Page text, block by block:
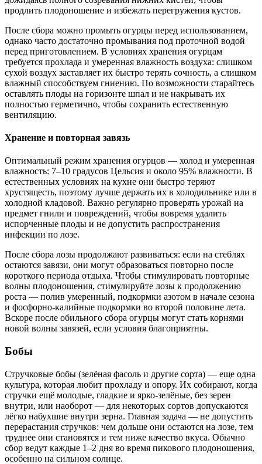
продлить плодоношение и избежать перегружения кустов.
После сбора можно промыть огурцы перед использованием,
однако часто достаточно промывания под проточной водой
перед приготовлением. В условиях хранения огурцам
требуется прохлада и умеренная влажность воздуха: слишком
сухой воздух заставляет их быстро терять сочность, а слишком
влажный способствуем гниению. По возможности старайтесь
оставлять плоды на горизонте шпал и не накрывать их
полностью герметично, чтобы сохранить естественную
вентиляцию.
Хранение и повторная завязь
Оптимальный режим хранения огурцов — холод и умеренная
влажность: 7–10 градусов Цельсия и около 95% влажности. В
естественных условиях на кухне они быстро теряют
хрустящесть, поэтому лучше держать их в холодильнике или в
холодной кладовой. Важно регулярно проверять урожай на
предмет гнили и повреждений, чтобы вовремя удалить
испорченные плоды и не допустить распространения
инфекции по лозе.
После сбора лозы продолжают развиваться: если на стеблях
остаются завязи, они могут образоваться повторно после
короткого периода отдыха. Чтобы стимулировать повторные
волны плодоношения, стимулируйте лозы к продолжению
роста — полив умеренный, подкормки азотом в начале сезона
и фосфорно-калийные подкормки во второй половине лета.
Вскоре после обильного сбора огурцы могут стать корнями
новой волны завязей, если условия благоприятны.
Бобы
Стручковые бобы (зелёная фасоль и другие сорта) — еще одна
культура, которая любит прохладу и опору. Их собирают, когда
стручки ещё молодые, гладкие и ярко-зелёные, без зерен
внутри, или наоборот — для некоторых сортов допускаются
лёгко набухшие внутри зерна. Главная задача — не допустить
перерастания стручков: чем дольше они остаются на лозе, тем
труднее они становятся и тем ниже качество вкуса. Обычно
сбор ведут каждые 1–2 дня во время пикового плодоношения,
особенно на сильном солнце.